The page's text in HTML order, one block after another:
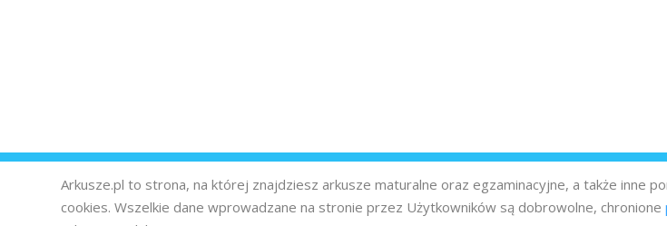
Arkusze.pl to strona, na której znajdziesz arkusze maturalne oraz egzaminacyjne, a także inne
cookies. Wszelkie dane wprowadzane na stronie przez Użytkowników są dobrowolne, chronione